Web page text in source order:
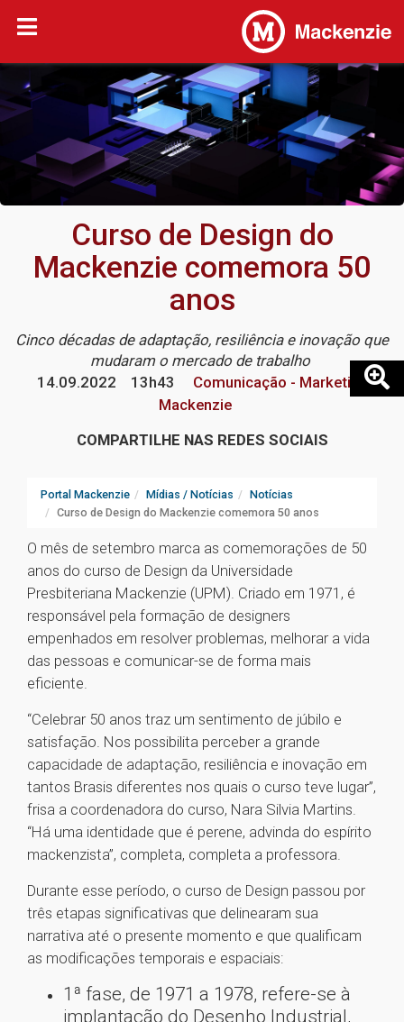
Curso de Design do
Mackenzie comemora 50
anos
Cinco décadas de adaptação, resiliência e inovação que
mudaram o mercado de trabalho
14.09.2022
13h43
Comunicação - Marketing
Mackenzie
COMPARTILHE NAS REDES SOCIAIS
Portal Mackenzie Mídias / Notícias
Notícias
Curso de Design do Mackenzie comemora 50 anos
O mês de setembro marca as comemorações de 50
anos do curso de Design da Universidade
Presbiteriana Mackenzie (UPM). Criado em 1971, é
responsável pela formação de designers
empenhados em resolver problemas, melhorar a vida
das pessoas e comunicar-se de forma mais
eficiente.
“Celebrar 50 anos traz um sentimento de júbilo e
satisfação. Nos possibilita perceber a grande
capacidade de adaptação, resiliência e inovação em
tantos Brasis diferentes nos quais o curso teve lugar”,
frisa a coordenadora do curso, Nara Silvia Martins.
“Há uma identidade que é perene, advinda do espírito
mackenzista”, completa, completa a professora.
Durante esse período, o curso de Design passou por
três etapas significativas que delinearam sua
narrativa até o presente momento e que qualificam
as modificações temporais e espaciais:
1ª fase, de 1971 a 1978, refere-se à
implantação do Desenho Industrial,